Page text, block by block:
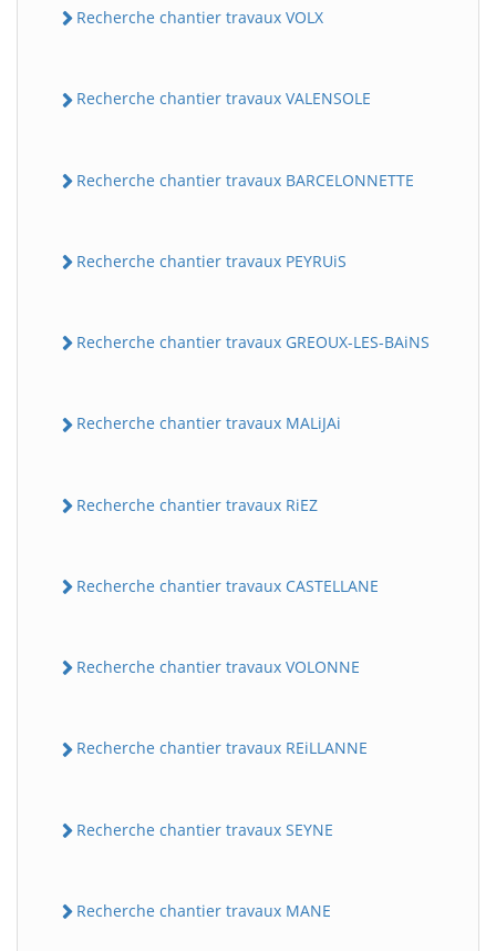
Recherche chantier travaux VOLX
Recherche chantier travaux VALENSOLE
Recherche chantier travaux BARCELONNETTE
Recherche chantier travaux PEYRUiS
Recherche chantier travaux GREOUX-LES-BAiNS
Recherche chantier travaux MALiJAi
Recherche chantier travaux RiEZ
Recherche chantier travaux CASTELLANE
Recherche chantier travaux VOLONNE
Recherche chantier travaux REiLLANNE
Recherche chantier travaux SEYNE
Recherche chantier travaux MANE